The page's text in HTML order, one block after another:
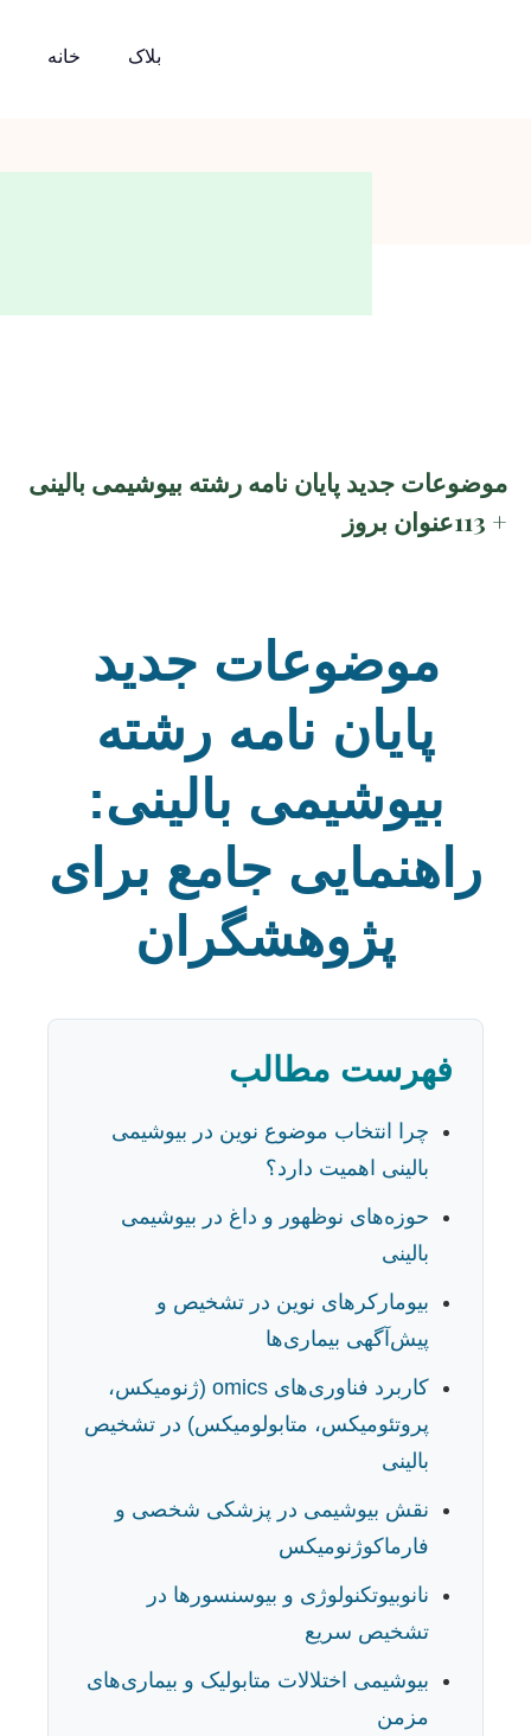
خانه بلاک
موضوعات جدید پایان نامه رشته بیوشیمی بالینی
+ 113عنوان بروز
موضوعات جدید
پایان نامه رشته
بیوشیمی بالینی:
راهنمایی جامع برای
پژوهشگران
فهرست مطالب
چرا انتخاب موضوع نوین در بیوشیمی
بالینی اهمیت دارد؟
حوزه‌های نوظهور و داغ در بیوشیمی
بالینی
بیومارکرهای نوین در تشخیص و
پیش‌آگهی بیماری‌ها
کاربرد فناوری‌های omics (ژنومیکس،
پروتئومیکس، متابولومیکس) در تشخیص
بالینی
نقش بیوشیمی در پزشکی شخصی و
فارماکوژنومیکس
نانوبیوتکنولوژی و بیوسنسورها در
تشخیص سریع
بیوشیمی اختلالات متابولیک و بیماری‌های
مزمن